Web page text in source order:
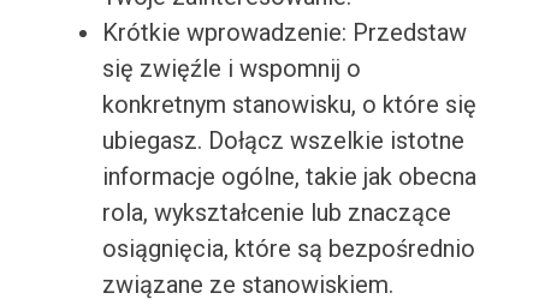
Krótkie wprowadzenie: Przedstaw
się zwięźle i wspomnij o
konkretnym stanowisku, o które się
ubiegasz. Dołącz wszelkie istotne
informacje ogólne, takie jak obecna
rola, wykształcenie lub znaczące
osiągnięcia, które są bezpośrednio
związane ze stanowiskiem.